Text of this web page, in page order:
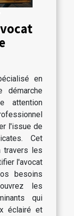
en
attention
l'issue de
Cet
travers les
l'avocat
besoins
les
qui
éclairé et